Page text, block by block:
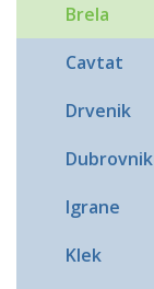
Brela
Cavtat
Drvenik
Dubrovnik
Igrane
Klek